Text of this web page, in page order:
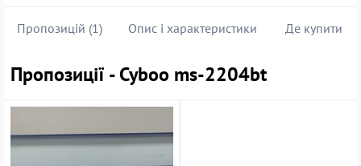
Пропозицій (1) Опис і характеристики Де купити
Пропозиції - Cyboo ms-2204bt